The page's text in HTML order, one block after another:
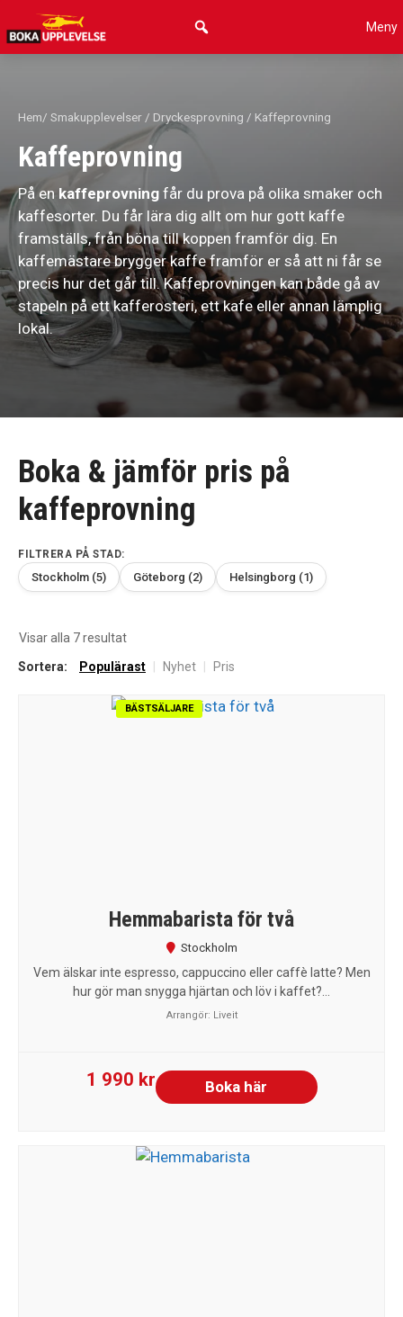
Hoppa
till
innehåll
Meny
Hem/ Smakupplevelser / Dryckesprovning / Kaffeprovning
Kaffeprovning
På en kaffeprovning får du prova på olika smaker och
kaffesorter. Du får lära dig allt om hur gott kaffe
framställs, från böna till koppen framför dig. En
kaffemästare brygger kaffe framför er så att ni får se
precis hur det går till. Kaffeprovningen kan både gå av
stapeln på ett kafferosteri, ett kafe eller annan lämplig
lokal.
Boka & jämför pris på
kaffeprovning
FILTRERA PÅ STAD:
Stockholm (5) Göteborg (2) Helsingborg (1)
Visar alla 7 resultatSortera
senaste
Sortera: Populärast | Nyhet | Pris
BÄSTSÄLJARE
Hemmabarista för två
Stockholm
Vem älskar inte espresso, cappuccino eller caffè latte? Men
hur gör man snygga hjärtan och löv i kaffet?...
Arrangör: Liveit
1 990 kr Boka här